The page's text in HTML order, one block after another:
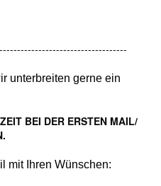
unterbreiten gerne ein
BEI DER ERSTEN MAIL/
mit Ihren Wünschen: